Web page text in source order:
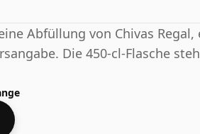
Abfüllung von Chivas Regal,
Die 450-cl-Flasche